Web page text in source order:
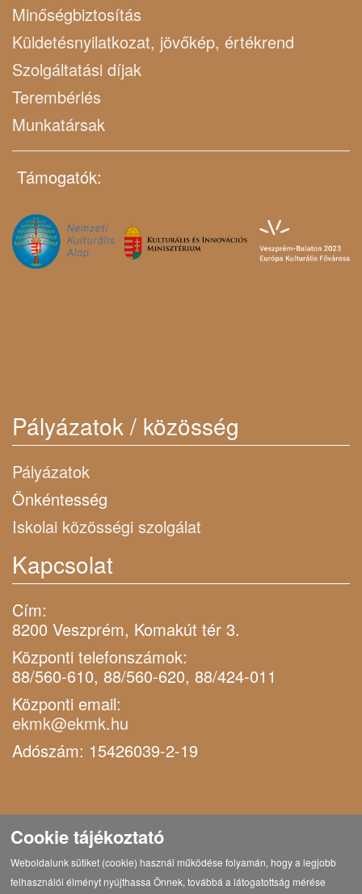
Minőségbiztosítás
Küldetésnyilatkozat, jövőkép, értékrend
Szolgáltatási díjak
Terembérlés
Munkatársak
Támogatók:
Pályázatok / közösség
Pályázatok
Önkéntesség
Iskolai közösségi szolgálat
Kapcsolat
Cím:
8200 Veszprém, Komakút tér 3.
Központi telefonszámok:
88/560-610, 88/560-620, 88/424-011
Központi email:
ekmk@ekmk.hu
Adószám: 15426039-2-19
Cookie tájékoztató
Weboldalunk sütiket (cookie) használ működése folyamán, hogy a legjobb
felhasználói élményt nyújthassa Önnek, továbbá a látogatottság mérése